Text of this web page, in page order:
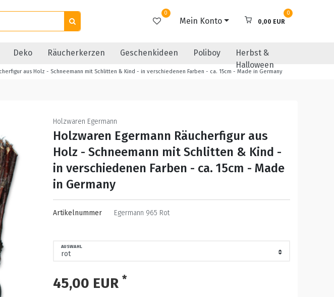
0
Mein Konto
0
0,00 EUR
Deko Räucherkerzen Geschenkideen Poliboy
Herbst &
Halloween
aus Holz - Schneemann mit Schlitten & Kind - in verschiedenen Farben - ca. 15cm - Made in Germany
Holzwaren Egermann
Holzwaren Egermann Räucherfigur aus
Holz - Schneemann mit Schlitten & Kind -
in verschiedenen Farben - ca. 15cm - Made
in Germany
Artikelnummer Egermann 965 Rot
AUSWAHL
45,00 EUR *